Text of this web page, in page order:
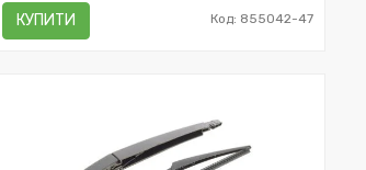
КУПИТИ Код: 855042-47